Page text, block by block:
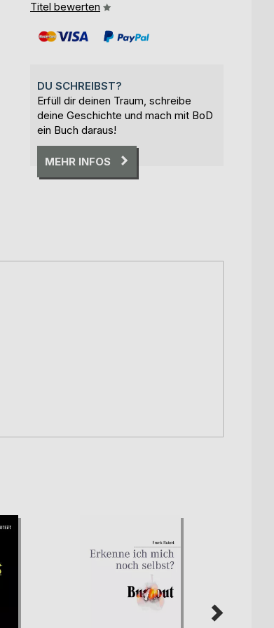
Titel bewerten
DU SCHREIBST?
Erfüll dir deinen Traum, schreibe
deine Geschichte und mach mit BoD
ein Buch daraus!
MEHR INFOS